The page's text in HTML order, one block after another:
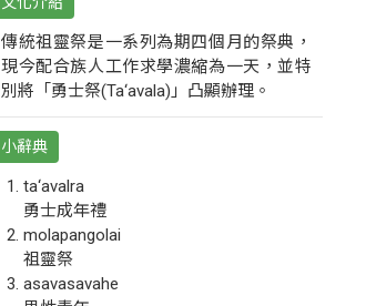
傳統祖靈祭是一系列為期四個月的祭典，
現今配合族人工作求學濃縮為一天，並特
別將「勇士祭(Ta‘avala)」凸顯辦理。
小辭典
ta‘avalra
勇士成年禮
molapangolai
祖靈祭
asavasavahe